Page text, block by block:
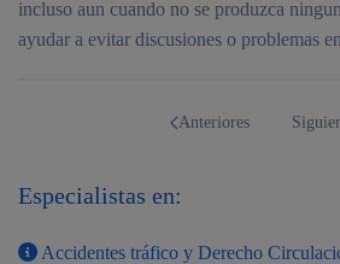
incluso aun cuando no se produzca
ayudar a evitar discusiones o problemas
Anteriores
Especialistas en:
Accidentes tráfico y Derecho